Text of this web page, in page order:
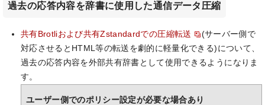
過去の応答内容を辞書に使用した通信データ圧縮
共有Brotliおよび共有Zstandardでの圧縮転送
(サーバー側で
対応させるとHTML等の転送を劇的に軽量化できる)について、
過去の応答内容を外部共有辞書として使用できるようになりま
す。
ユーザー側でのポリシー設定が必要な場合あり